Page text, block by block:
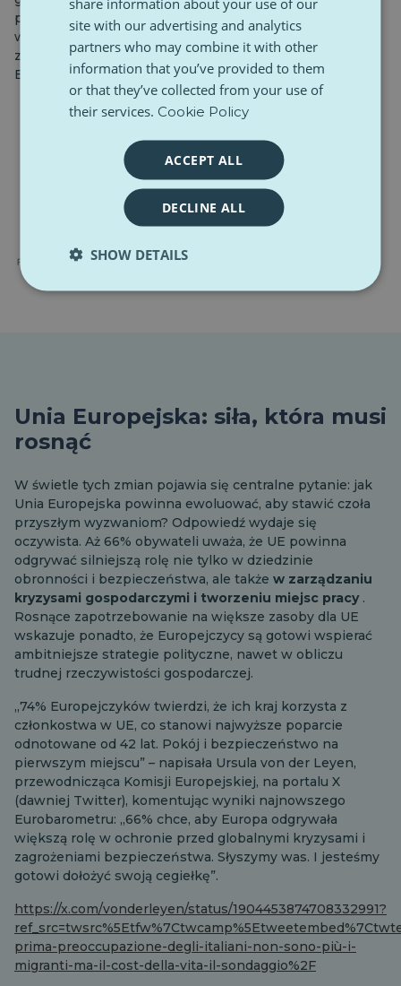
przenikać opinię publiczną. Chociaż Włochy nie
wyłaniają się jako najbardziej pesymistyczny kraj, klimat
zaniepokojenia jest szeroko rozpowszechniony w całej
Europie.
Unia Europejska: siła, która musi
rosnąć
W świetle tych zmian pojawia się centralne pytanie: jak
Unia Europejska powinna ewoluować, aby stawić czoła
przyszłym wyzwaniom? Odpowiedź wydaje się
oczywista. Aż 66% obywateli uważa, że UE powinna
odgrywać silniejszą rolę nie tylko w dziedzinie
obronności i bezpieczeństwa, ale także w zarządzaniu
kryzysami gospodarczymi i tworzeniu miejsc pracy.
Rosnące zapotrzebowanie na większe zasoby dla UE
wskazuje ponadto, że Europejczycy są gotowi wspierać
ambitniejsze strategie polityczne, nawet w obliczu
trudnej rzeczywistości gospodarczej.
„74% Europejczyków twierdzi, że ich kraj korzysta z
członkostwa w UE, co stanowi najwyższe poparcie
odnotowane od 42 lat. Pokój i bezpieczeństwo na
pierwszym miejscu” – napisała Ursula von der Leyen,
przewodnicząca Komisji Europejskiej, na portalu X
(dawniej Twitter), komentując wyniki najnowszego
Eurobarometru: „66% chce, aby Europa odgrywała
większą rolę w ochronie przed globalnymi kryzysami i
zagrożeniami bezpieczeństwa. Słyszymy was. I jesteśmy
gotowi dołożyć swoją cegiełkę”.
https://x.com/vonderleyen/status/1904453874708332991?
prima-preoccupazione-degli-italiani-non-sono-più-i-
migranti-ma-il-cost-della-vita-il-sondaggio%2F
site with our advertising and analytics
partners who may combine it with other
information that you’ve provided to them
or that they’ve collected from your use of
their services. Cookie Policy
ACCEPT ALL
DECLINE ALL
SHOW DETAILS